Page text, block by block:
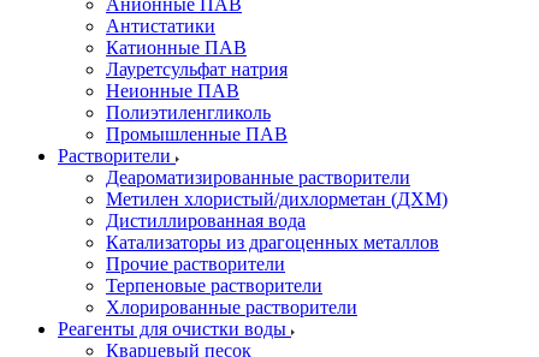
Анионные ПАВ
Антистатики
Катионные ПАВ
Лауретсульфат натрия
Неионные ПАВ
Полиэтиленгликоль
Промышленные ПАВ
Растворители
Деароматизированные растворители
Метилен хлористый/дихлорметан (ДХМ)
Дистиллированная вода
Катализаторы из драгоценных металлов
Прочие растворители
Терпеновые растворители
Хлорированные растворители
Реагенты для очистки воды
Кварцевый песок